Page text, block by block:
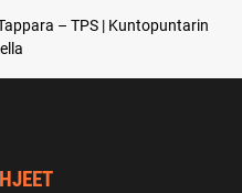
– TPS | Kuntopuntarin